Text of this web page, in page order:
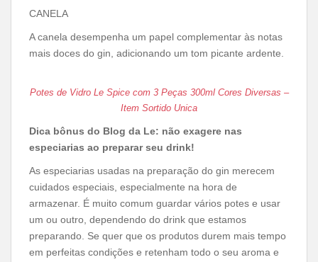
CANELA
A canela desempenha um papel complementar às notas
mais doces do gin, adicionando um tom picante ardente.
Potes de Vidro Le Spice com 3 Peças 300ml Cores Diversas –
Item Sortido Unica
Dica bônus do Blog da Le: não exagere nas
especiarias ao preparar seu drink!
As especiarias usadas na preparação do gin merecem
cuidados especiais, especialmente na hora de
armazenar. É muito comum guardar vários potes e usar
um ou outro, dependendo do drink que estamos
preparando. Se quer que os produtos durem mais tempo
em perfeitas condições e retenham todo o seu aroma e